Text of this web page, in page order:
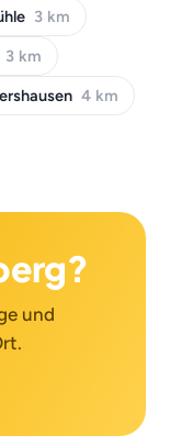
3 km
3 km
4 km
und